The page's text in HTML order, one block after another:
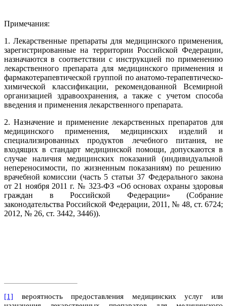
Примечания:
1. Лекарственные препараты для медицинского применения,
зарегистрированные на территории Российской Федерации,
назначаются в соответствии с инструкцией по применению
лекарственного препарата для медицинского применения и
фармакотерапевтической группой по анатомо-терапевтическо-
химической классификации, рекомендованной Всемирной
организацией здравоохранения, а также с учетом способа
введения и применения лекарственного препарата.
2. Назначение и применение лекарственных препаратов для
медицинского применения, медицинских изделий и
специализированных продуктов лечебного питания, не
входящих в стандарт медицинской помощи, допускаются в
случае наличия медицинских показаний (индивидуальной
непереносимости, по жизненным показаниям) по решению
врачебной комиссии (часть 5 статьи 37 Федерального закона
от 21 ноября 2011 г. № 323-ФЗ «Об основах охраны здоровья
граждан в Российской Федерации» (Собрание
законодательства Российской Федерации, 2011, № 48, ст. 6724;
2012, № 26, ст. 3442, 3446)).
[1] вероятность предоставления медицинских услуг или